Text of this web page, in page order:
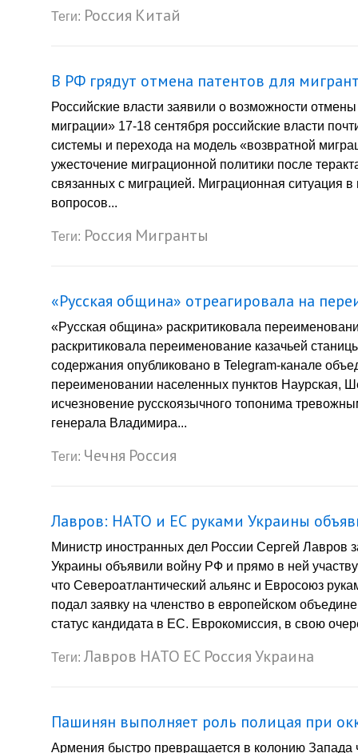
Теги: Россия Китай
В РФ грядут отмена патентов для
Российские власти заявили о возможности
миграции» 17-18 сентября российские власти
системы и перехода на модель «возвратной
ужесточение миграционной политики после
связанных с миграцией. Миграционная ситуация
вопросов...
Теги: Россия Мигранты
«Русская община» отреагировала на
«Русская община» раскритиковала
раскритиковала переименование казачьей
содержания опубликовано в Telegram-канале
переименовании населенных пунктов Наурская,
исчезновение русскоязычного топонима
генерала Владимира...
Теги: Чечня Россия
Лавров: НАТО и ЕС руками Украины
Министр иностранных дел России Сергей Лавров
Украины объявили войну РФ и прямо в ней
что Североатлантический альянс и Евросоюз
подал заявку на членство в европейском
статус кандидата в ЕС. Еврокомиссия, в свою
Теги: Лавров НАТО ЕС РоссияУкраина
Пашинян выполняет роль полицая при
Армения быстро превращается в колонию